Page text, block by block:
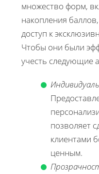
множество форм,
накопления
доступ к
Чтобы они были
учесть следующие
позволяет
клиентами
ценным.